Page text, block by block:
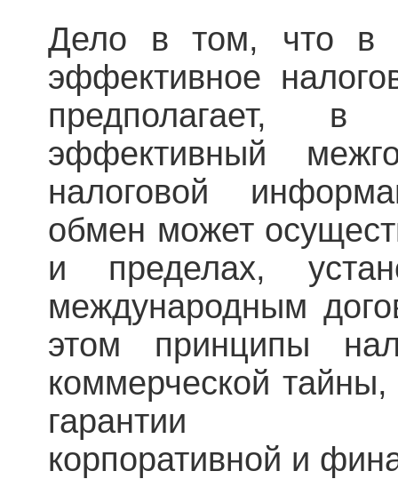
Дело в том, что в
эффективное
предполагает,
эффективный
налоговой
обмен может
и пределах,
международным
этом принципы
коммерческой
гарантии
корпоративной и